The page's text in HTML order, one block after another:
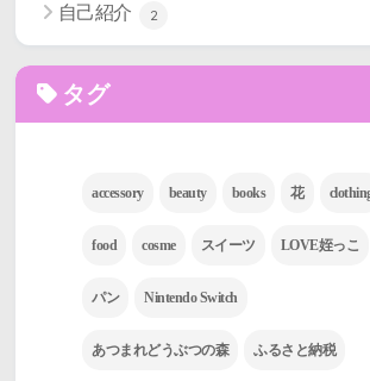
自己紹介 2
タグ
accessory beauty books 花
food cosme スイーツ LOVE姪っこ
パン Nintendo Switch
あつまれどうぶつの森 ふるさと納税